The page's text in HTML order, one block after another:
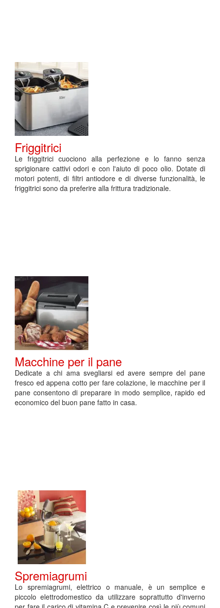
Friggitrici
Le friggitrici cuociono alla perfezione e lo fanno senza
sprigionare cattivi odori e con l'aiuto di poco olio. Dotate di
motori potenti, di filtri antiodore e di diverse funzionalità, le
friggitrici sono da preferire alla frittura tradizionale.
Macchine per il pane
Dedicate a chi ama svegliarsi ed avere sempre del pane
fresco ed appena cotto per fare colazione, le macchine per il
pane consentono di preparare in modo semplice, rapido ed
economico del buon pane fatto in casa.
Spremiagrumi
Lo spremiagrumi, elettrico o manuale, è un semplice e
piccolo elettrodomestico da utilizzare soprattutto d'inverno